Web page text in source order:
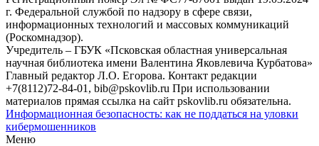
г. Федеральной службой по надзору в сфере связи,
информационных технологий и массовых коммуникаций
(Роскомнадзор).
Учредитель – ГБУК «Псковская областная универсальная
научная библиотека имени Валентина Яковлевича Курбатова»
Главный редактор Л.О. Егорова. Контакт редакции
+7(8112)72-84-01, bib@pskovlib.ru При использовании
материалов прямая ссылка на сайт pskovlib.ru обязательна.
Информационная безопасность: как не поддаться на уловки
кибермошенников
Меню